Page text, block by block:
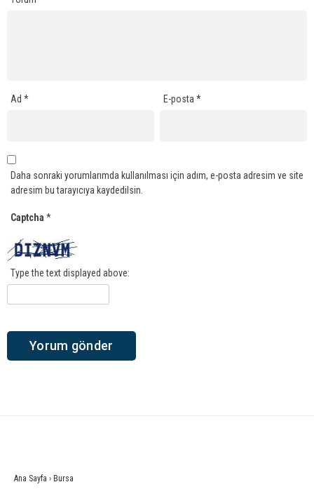
Ad * E-posta*
Daha sonraki yorumlarımda kullanılması için adım, e-posta adresim ve site
adresim bu tarayıcıya kaydedilsin.
Captcha *
Type the text displayed above:
Ana Sayfa › Bursa